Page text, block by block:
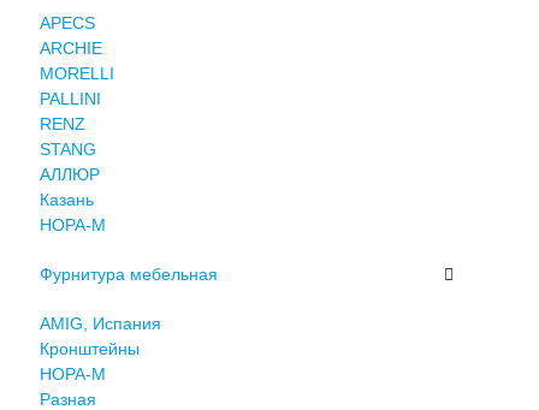
APECS
ARCHIE
MORELLI
PALLINI
RENZ
STANG
АЛЛЮР
Казань
НОРА-М
Фурнитура мебельная
AMIG, Испания
Кронштейны
НОРА-М
Разная